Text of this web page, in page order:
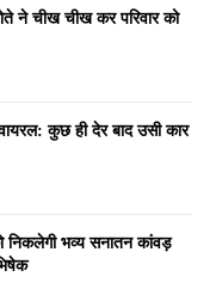
ने चीख चीख कर परिवार को
कुछ ही देर बाद उसी कार
भव्य सनातन कांवड़